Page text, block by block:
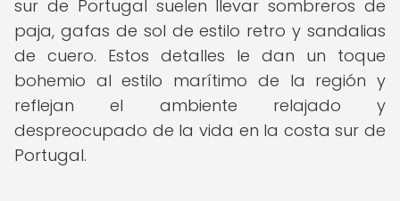
sur de Portugal suelen llevar sombreros de
paja, gafas de sol de estilo retro y sandalias
de cuero. Estos detalles le dan un toque
bohemio al estilo marítimo de la región y
reflejan el ambiente relajado y
despreocupado de la vida en la costa sur de
Portugal.